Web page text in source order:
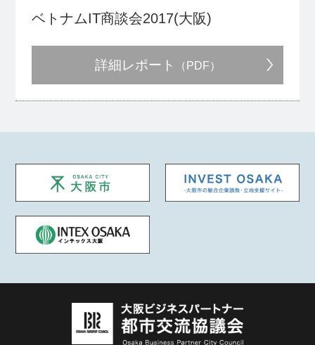
ベトナムIT商談会2017(大阪)
詳細レポート （PDF）